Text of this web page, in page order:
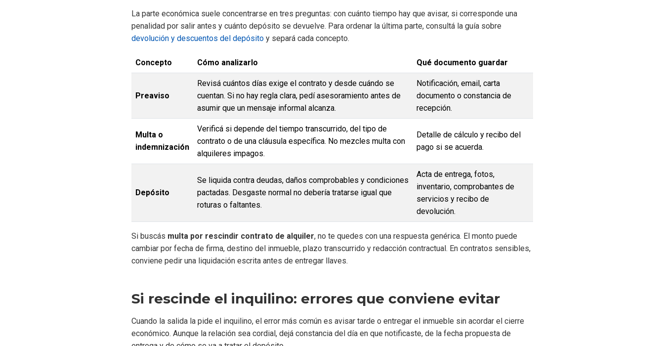
La parte económica suele concentrarse en tres preguntas: con cuánto tiempo hay que avisar, si corresponde una
penalidad por salir antes y cuánto depósito se devuelve. Para ordenar la última parte, consultá la guía sobre
devolución y descuentos del depósitoy separá cada concepto.
Concepto Cómo analizarlo Qué documento guardar
Preaviso
Revisá cuántos días exige el contrato y desde cuándo se
cuentan. Si no hay regla clara, pedí asesoramiento antes de
asumir que un mensaje informal alcanza.
Notificación, email, carta
documento o constancia de
recepción.
Multa o
indemnización
Verificá si depende del tiempo transcurrido, del tipo de
contrato o de una cláusula específica. No mezcles multa con
alquileres impagos.
Detalle de cálculo y recibo del
pago si se acuerda.
Depósito
Se liquida contra deudas, daños comprobables y condiciones
pactadas. Desgaste normal no debería tratarse igual que
roturas o faltantes.
Acta de entrega, fotos,
inventario, comprobantes de
servicios y recibo de
devolución.
Si buscás multa por rescindir contrato de alquiler, no te quedes con una respuesta genérica. El monto puede
cambiar por fecha de firma, destino del inmueble, plazo transcurrido y redacción contractual. En contratos sensibles,
conviene pedir una liquidación escrita antes de entregar llaves.
Si rescinde el inquilino: errores que conviene evitar
Cuando la salida la pide el inquilino, el error más común es avisar tarde o entregar el inmueble sin acordar el cierre
económico. Aunque la relación sea cordial, dejá constancia del día en que notificaste, de la fecha propuesta de